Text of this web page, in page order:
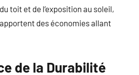
toit et de l’exposition au soleil,
des économies allant
de la Durabilité